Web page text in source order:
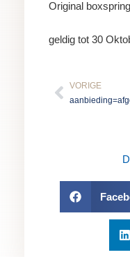
Original
geldig tot 30
Vorige
VORIGE